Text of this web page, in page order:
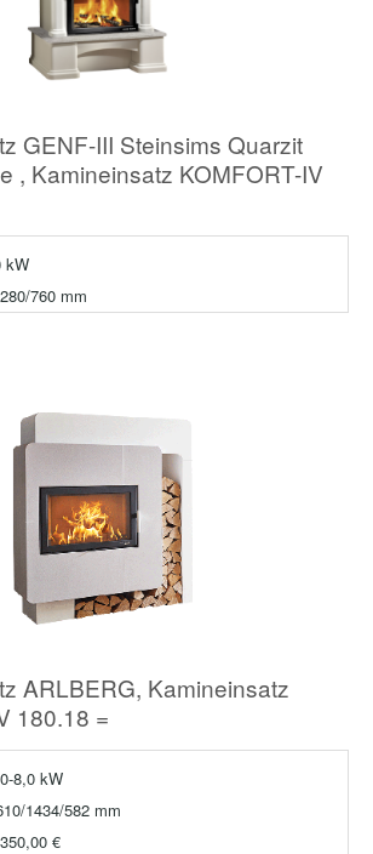
GENF-III Steinsims Quarzit
, Kamineinsatz KOMFORT-IV
kW
760 mm
ARLBERG, Kamineinsatz
180.18 =
8,0 kW
1434/582 mm
€